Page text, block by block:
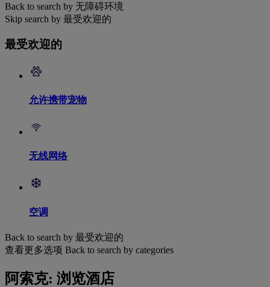
Back to search by 无障碍环境
Skip search by 最受欢迎的
最受欢迎的
允许携带宠物
无线网络
空调
Back to search by 最受欢迎的
查看更多选项 Back to search by categories
阿索克: 浏览酒店